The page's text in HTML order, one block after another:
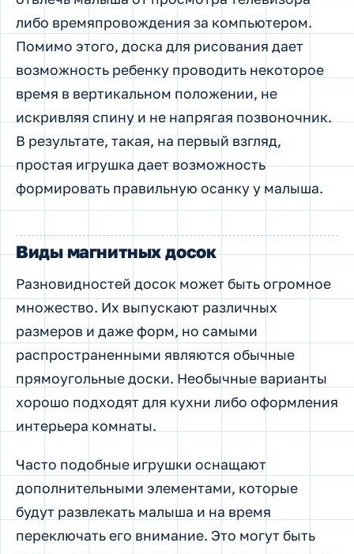
либо времяпровождения за компьютером.
Помимо этого, доска для рисования дает
возможность ребенку проводить некоторое
время в вертикальном положении, не
искривляя спину и не напрягая позвоночник.
В результате, такая, на первый взгляд,
простая игрушка дает возможность
формировать правильную осанку у малыша.
Виды магнитных досок
Разновидностей досок может быть огромное
множество. Их выпускают различных
размеров и даже форм, но самыми
распространенными являются обычные
прямоугольные доски. Необычные варианты
хорошо подходят для кухни либо оформления
интерьера комнаты.
Часто подобные игрушки оснащают
дополнительными элементами, которые
будут развлекать малыша и на время
переключать его внимание. Это могут быть